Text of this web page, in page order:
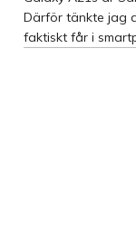
Därför tänkte jag
faktiskt får i